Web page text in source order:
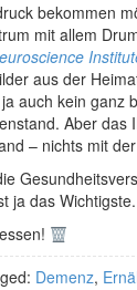
bekommen
mit allem
aus der
auch kein ganz
Aber das
– nichts mit
ja das Wichtigste.
Demenz,